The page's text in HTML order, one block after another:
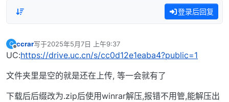
登录后回复
C
离线
ccrar写于2025年5月7日 上午9:37
最后由 编辑
UC:https://drive.uc.cn/s/cc0d12e1eaba4?public=1
文件夹里是空的就是还在上传, 等一会就有了
下载后后缀改为.zip后使用winrar解压,报错不用管,能解压出